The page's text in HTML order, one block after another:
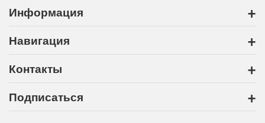
Информация +
Навигация +
Контакты +
Подписаться +